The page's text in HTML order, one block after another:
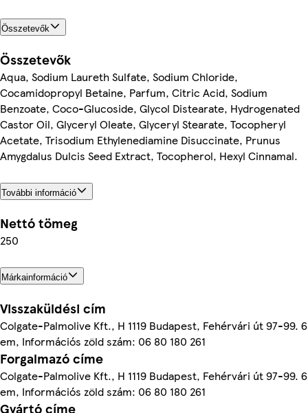
Összetevők
Összetevők
Aqua, Sodium Laureth Sulfate, Sodium Chloride,
Cocamidopropyl Betaine, Parfum, Citric Acid, Sodium
Benzoate, Coco-Glucoside, Glycol Distearate, Hydrogenated
Castor Oil, Glyceryl Oleate, Glyceryl Stearate, Tocopheryl
Acetate, Trisodium Ethylenediamine Disuccinate, Prunus
Amygdalus Dulcis Seed Extract, Tocopherol, Hexyl Cinnamal.
További információ
Nettó tömeg
250
Márkainformáció
Visszaküldési cím
Colgate-Palmolive Kft., H 1119 Budapest, Fehérvári út 97-99.
em, Információs zöld szám: 06 80 180 261
Forgalmazó címe
Colgate-Palmolive Kft., H 1119 Budapest, Fehérvári út 97-99.
em, Információs zöld szám: 06 80 180 261
Gyártó címe